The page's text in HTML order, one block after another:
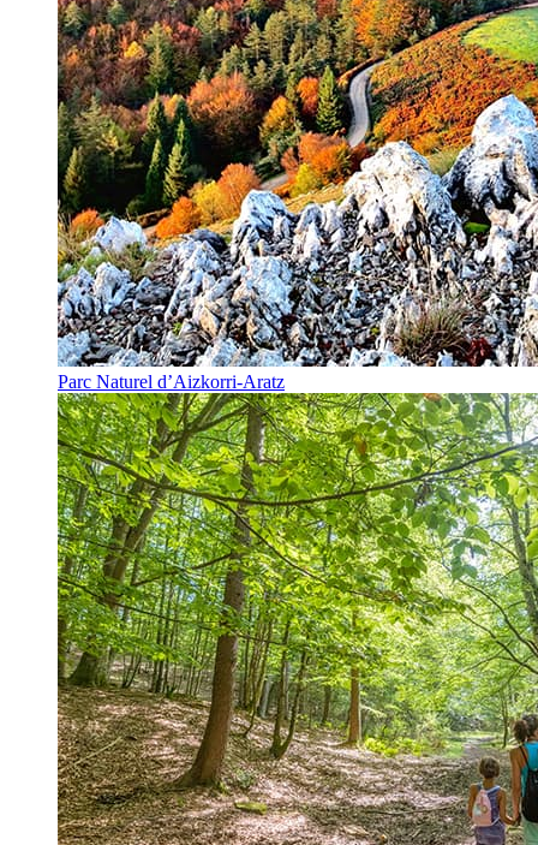
Parc Naturel d’Aizkorri-Aratz